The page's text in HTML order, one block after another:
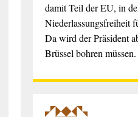
damit Teil der EU, in
Niederlassungsfreiheit
Da wird der Präsident
Brüssel bohren müssen.